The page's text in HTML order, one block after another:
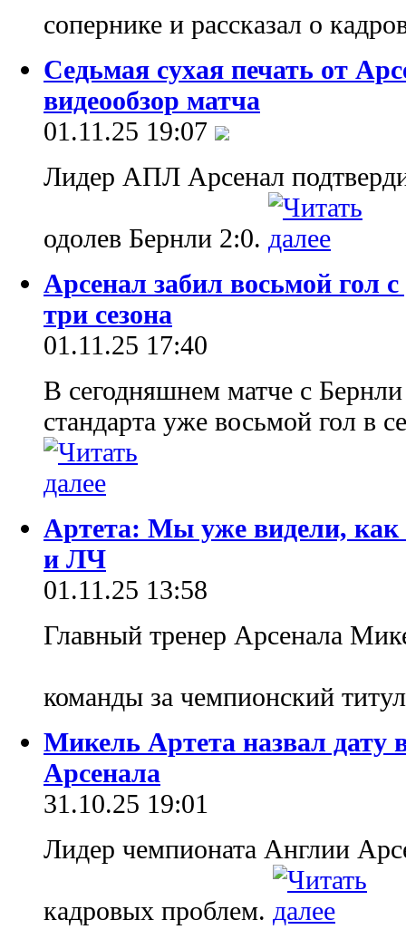
сопернике и рассказал о
Седьмая сухая печать от
видеообзор матча
01.11.25 19:07
Лидер АПЛ Арсенал
одолев Бернли 2:0.
Арсенал забил восьмой гол с
три сезона
01.11.25 17:40
В сегодняшнем матче с
стандарта уже восьмой гол в
Артета: Мы уже видели, как
и ЛЧ
01.11.25 13:58
Главный тренер Арсенала
команды за чемпионский
Микель Артета назвал дату
Арсенала
31.10.25 19:01
Лидер чемпионата Англии
кадровых проблем.